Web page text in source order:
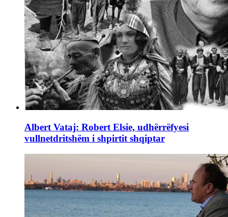
Albert Vataj: Robert Elsie, udhërrëfyesi
vullnetdritshëm i shpirtit shqiptar